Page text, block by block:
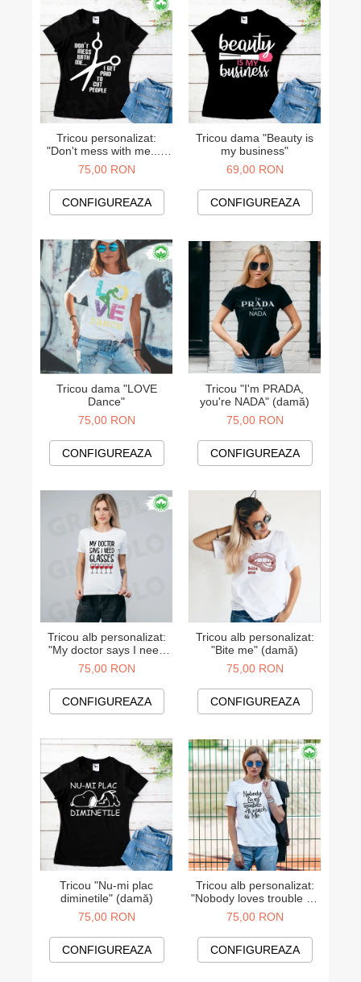
Tricou personalizat:
"Don't mess with me... I
get paid to cut people"
(damă)
75,00 RON
CONFIGUREAZA
Tricou dama "Beauty is
my business"
69,00 RON
CONFIGUREAZA
Tricou dama "LOVE
Dance"
75,00 RON
CONFIGUREAZA
Tricou "I'm PRADA,
you're NADA" (damă)
75,00 RON
CONFIGUREAZA
Tricou alb personalizat:
"My doctor says I need
glasses" (damă)
75,00 RON
CONFIGUREAZA
Tricou alb personalizat:
"Bite me" (damă)
75,00 RON
CONFIGUREAZA
Tricou "Nu-mi plac
diminetile" (damă)
75,00 RON
CONFIGUREAZA
Tricou alb personalizat:
"Nobody loves trouble as
much as me" (damă)
75,00 RON
CONFIGUREAZA